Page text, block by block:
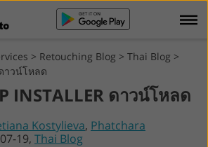
> Retouching Blog > Thai Blog >
าวน์โหลด
INSTALLER ดาวน์โหลด
Kostylieva, Phatchara
19, Thai Blog